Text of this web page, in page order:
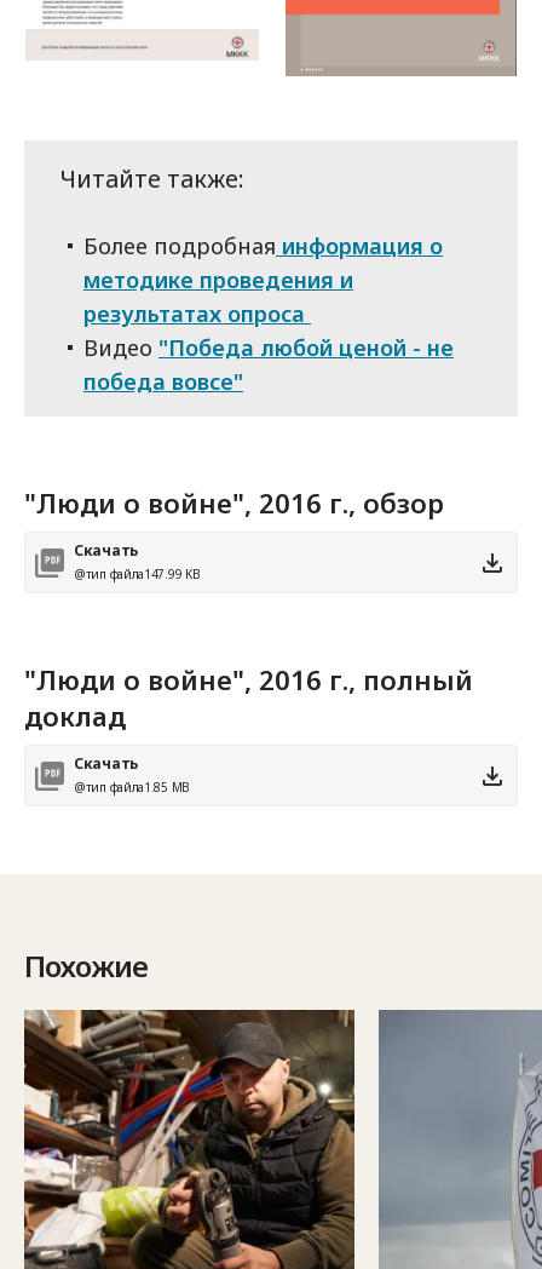
Читайте также:
Более подробная информация о
методике проведения и
результатах опроса
Видео "Победа любой ценой - не
победа вовсе"
"Люди о войне", 2016 г., обзор
Скачать
@тип файла147.99 KB
"Люди о войне", 2016 г., полный
доклад
Скачать
@тип файла1.85 MB
Похожие